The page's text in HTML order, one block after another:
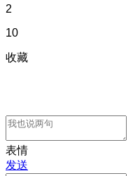
2
10
收藏
表情
发送